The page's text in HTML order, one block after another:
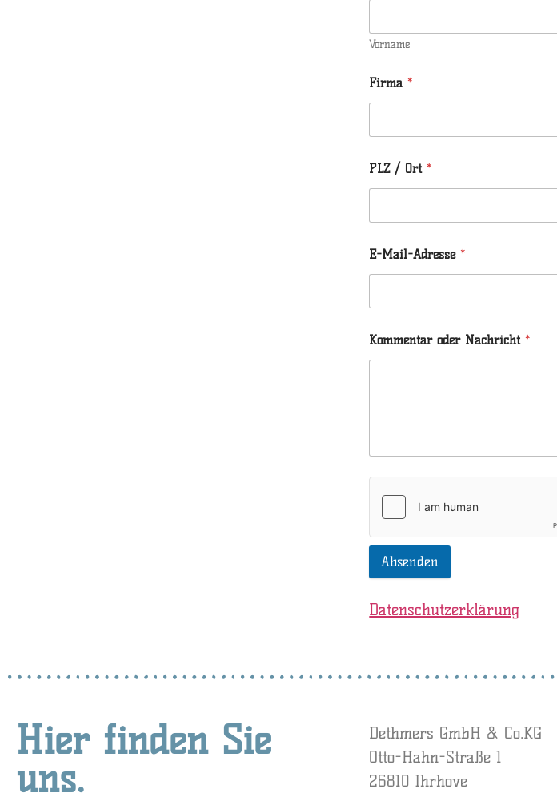
Vorname
Firma*
PLZ / Ort*
E-Mail-Adresse*
Kommentar oder Nachricht*
Absenden
Datenschutzerklärung
Hier finden Sie
uns.
Dethmers GmbH & Co.KG
Otto-Hahn-Straße 1
26810 Ihrhove